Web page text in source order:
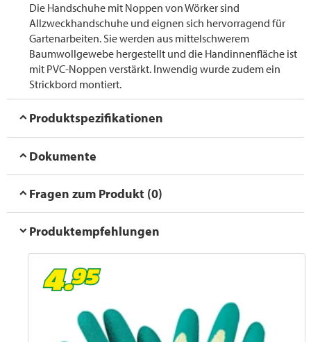
Die Handschuhe mit Noppen von Wörker sind
Allzweckhandschuhe und eignen sich hervorragend für
Gartenarbeiten. Sie werden aus mittelschwerem
Baumwollgewebe hergestellt und die Handinnenfläche ist
mit PVC-Noppen verstärkt. Inwendig wurde zudem ein
Strickbord montiert.
Produktspezifikationen
Dokumente
Fragen zum Produkt (0)
Produktempfehlungen